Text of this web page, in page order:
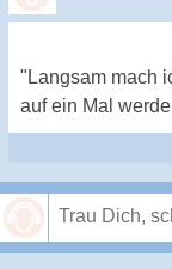
"Langsam mach
auf ein Mal